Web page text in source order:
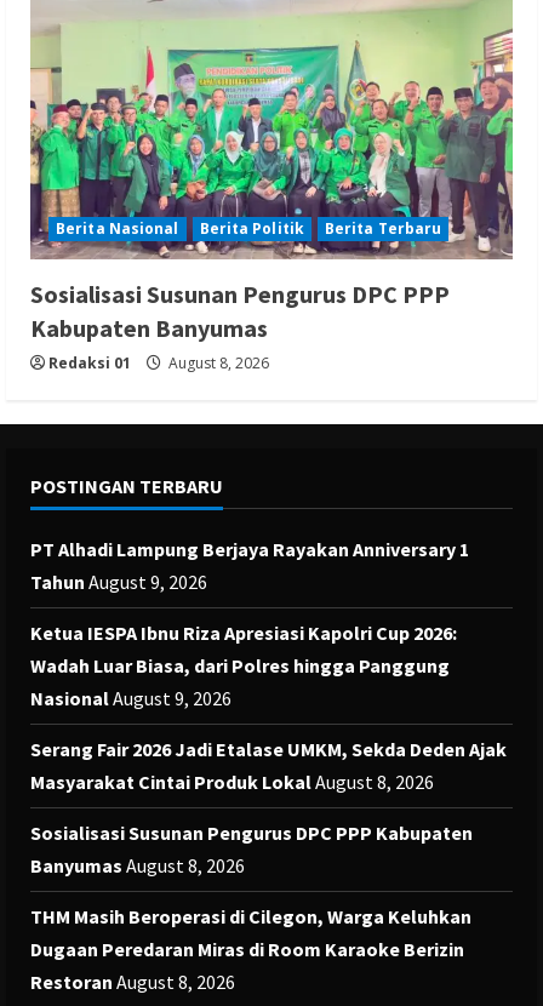
Berita Nasional Berita Politik Berita Terbaru
Sosialisasi Susunan Pengurus DPC PPP
Kabupaten Banyumas
Redaksi 01 August 8, 2026
POSTINGAN TERBARU
PT Alhadi Lampung Berjaya Rayakan Anniversary 1
Tahun August 9, 2026
Ketua IESPA Ibnu Riza Apresiasi Kapolri Cup 2026:
Wadah Luar Biasa, dari Polres hingga Panggung
NasionalAugust 9, 2026
Serang Fair 2026 Jadi Etalase UMKM, Sekda Deden Ajak
Masyarakat Cintai Produk LokalAugust 8, 2026
Sosialisasi Susunan Pengurus DPC PPP Kabupaten
Banyumas August 8, 2026
THM Masih Beroperasi di Cilegon, Warga Keluhkan
Dugaan Peredaran Miras di Room Karaoke Berizin
Restoran August 8, 2026